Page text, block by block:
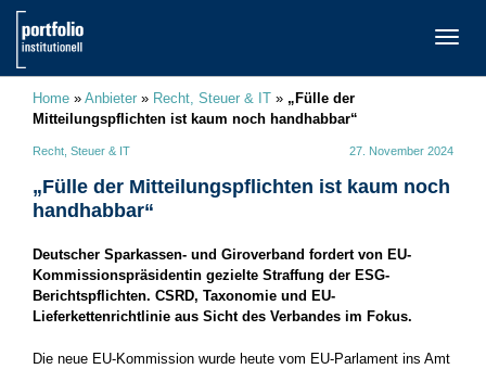
Home » Anbieter » Recht, Steuer & IT » „Fülle der
Mitteilungspflichten ist kaum noch handhabbar“
Recht, Steuer & IT 27. November 2024
„Fülle der Mitteilungspflichten ist kaum noch
handhabbar“
Deutscher Sparkassen- und Giroverband fordert von EU-
Kommissionspräsidentin gezielte Straffung der ESG-
Berichtspflichten. CSRD, Taxonomie und EU-
Lieferkettenrichtlinie aus Sicht des Verbandes im Fokus.
Die neue EU-Kommission wurde heute vom EU-Parlament ins Amt